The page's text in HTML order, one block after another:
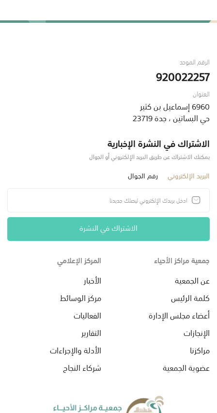
الرقم الموحد
920022257
العنوان
6960 إسماعيل بن كثير
حي البساتين ، جدة 23719
الاشتراك في النشرة الإخبارية
يمكنك الاشتراك عن طريق البريد الإلكتروني أو الجوال
البريد الإلكتروني رقم الجوال
الاشتراك في النشرة
جمعية مراكز الأحياء
عن الجمعية
كلمة الرئيس
أعضاء مجلس الإدارة
الإنجازات
مراكزنا
عضوية الجمعية
المركز الإعلامي
الأخبار
مركز الوسائط
الفعاليات
التقارير
الأدلة والإجراءات
شركاء النجاح